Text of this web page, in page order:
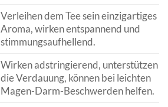
Verleihen dem Tee sein einzigartiges
Aroma, wirken entspannend und
stimmungsaufhellend.
Wirken adstringierend, unterstützen
die Verdauung, können bei leichten
Magen-Darm-Beschwerden helfen.